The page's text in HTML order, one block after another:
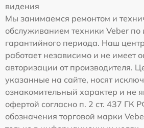
видения
Мы занимаемся ремонтом и
обслуживанием техники Veber по
гарантийного периода. Наш
работает независимо и не имеет
авторизации от производителя.
указанные на сайте, носят
ознакомительный характер и не
офертой согласно п. 2 ст. 437 ГК
обозначения торговой марки